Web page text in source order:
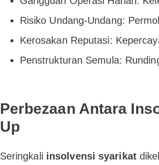
Risiko Undang-Undang:
Kerosakan Reputasi:
Penstrukturan Semula:
Perbezaan Antara
Up
Seringkali insolvensi syarikat